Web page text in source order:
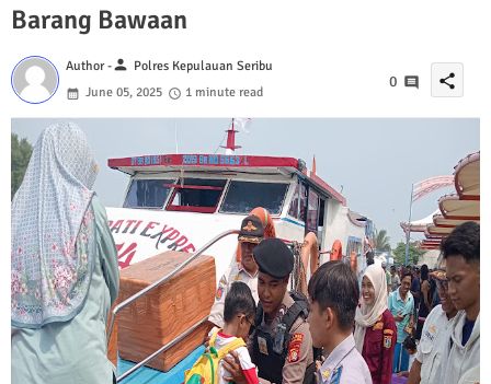
Barang Bawaan
Author -person Polres Kepulauan Seribu
June 05, 2025
1 minute read
0 share